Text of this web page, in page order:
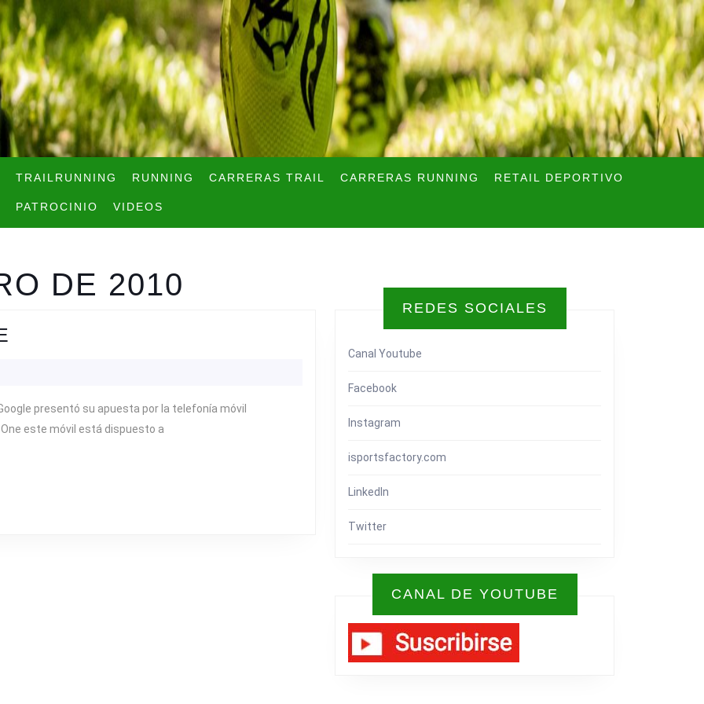
TRAILRUNNING RUNNING CARRERAS TRAIL CARRERAS RUNNING RETAIL DEPORTIVO
PATROCINIO VIDEOS
DE 2010
IPHONE
presentó su apuesta por la telefonía móvil
este móvil está dispuesto a
REDES SOCIALES
Canal Youtube
Facebook
Instagram
isportsfactory.com
LinkedIn
Twitter
CANAL DE YOUTUBE